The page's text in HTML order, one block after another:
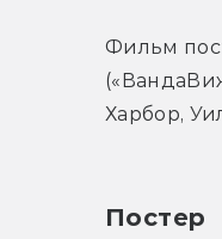
Фильм
Харбор,
Постер